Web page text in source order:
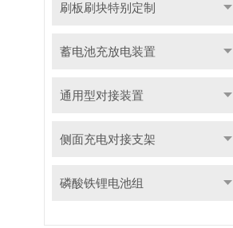
刷板刷块特别定制
蓄电池充放电装置
通用型对接装置
侧面充电对接支架
磷酸铁锂电池组